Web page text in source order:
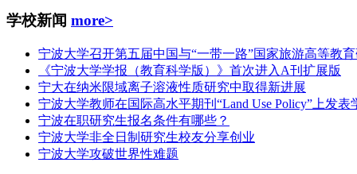
学校新闻 more>
宁波大学召开第五届中国与“一带一路”国家旅游高等教
《宁波大学学报（教育科学版）》首次进入A刊扩展版
宁大在纳米限域离子溶液性质研究中取得新进展
宁波大学教师在国际高水平期刊“Land Use Policy”上发表
宁波在职研究生报名条件有哪些？
宁波大学非全日制研究生校友分享创业
宁波大学攻破世界性难题